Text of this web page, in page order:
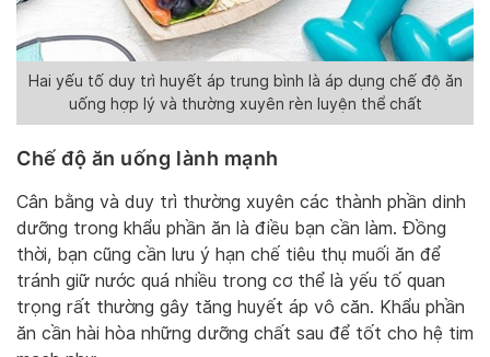
Hai yếu tố duy trì huyết áp trung bình là áp dụng chế độ ăn
uống hợp lý và thường xuyên rèn luyện thể chất
Chế độ ăn uống lành mạnh
Cân bằng và duy trì thường xuyên các thành phần dinh
dưỡng trong khẩu phần ăn là điều bạn cần làm. Đồng
thời, bạn cũng cần lưu ý hạn chế tiêu thụ muối ăn để
tránh giữ nước quá nhiều trong cơ thể là yếu tố quan
trọng rất thường gây tăng huyết áp vô căn. Khẩu phần
ăn cần hài hòa những dưỡng chất sau để tốt cho hệ tim